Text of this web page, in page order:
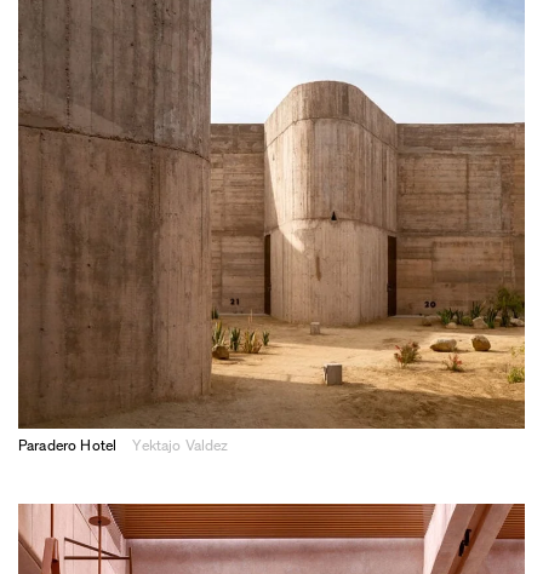
Paradero Hotel Yektajo Valdez